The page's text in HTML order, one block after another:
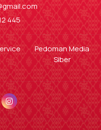
445
Pedoman Media
Siber